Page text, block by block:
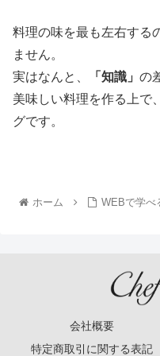
料理の味を最も左右する
ません。
実はなんと、
「知識」 の
美味しい料理を作る上で
グです。
ホーム WEBで学べ
会社概要
特定商取引に関する表記